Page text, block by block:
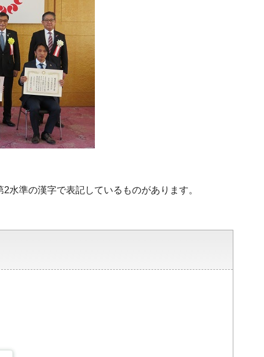
水準の漢字で表記しているものがあります。